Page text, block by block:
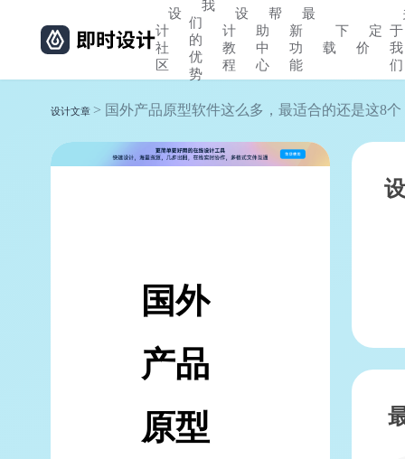
设
计
社
区
我
们
的
优
势
设
计
教
程
帮
助
中
心
最
新
功
能
下
载
定
价
于
我
们
设计文章 > 国外产品原型软件这么多，最适合的还是这8个
国外
产品
原型